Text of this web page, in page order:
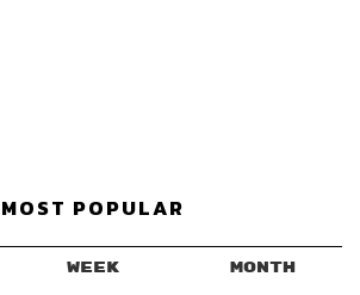
MOST POPULAR
WEEK MONTH